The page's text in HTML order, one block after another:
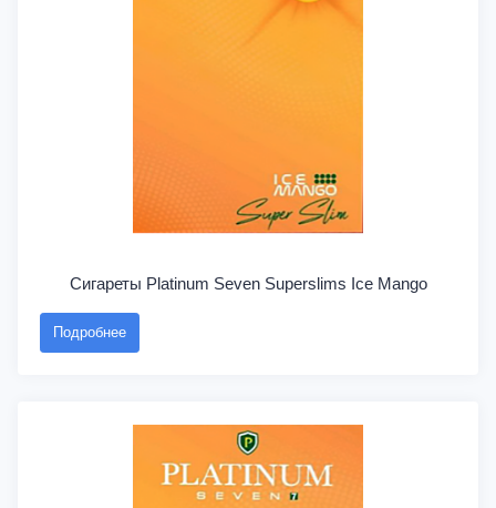
Сигареты Platinum Seven Superslims Ice Mango
Подробнее